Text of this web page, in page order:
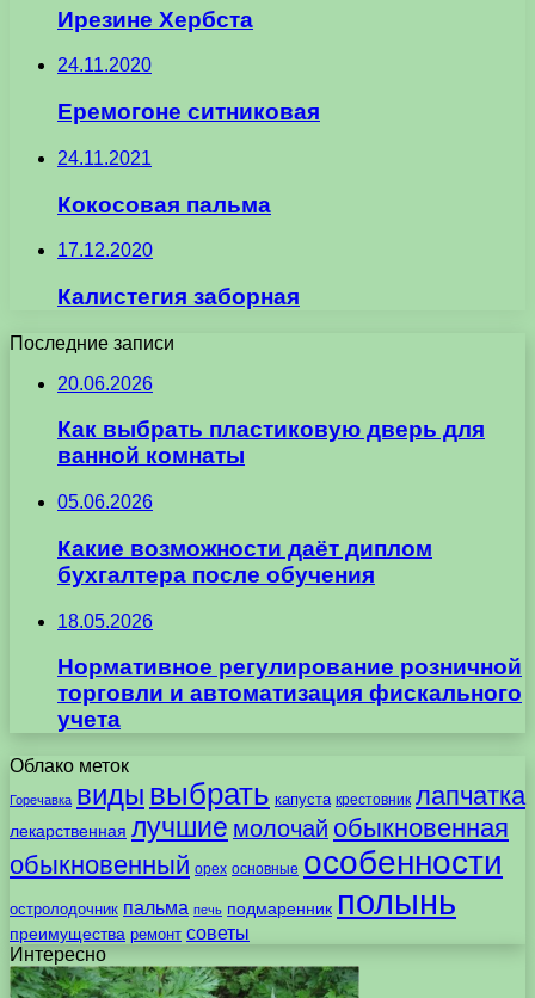
Ирезине Хербста
24.11.2020
Еремогоне ситниковая
24.11.2021
Кокосовая пальма
17.12.2020
Калистегия заборная
Последние записи
20.06.2026
Как выбрать пластиковую дверь для
ванной комнаты
05.06.2026
Какие возможности даёт диплом
бухгалтера после обучения
18.05.2026
Нормативное регулирование розничной
торговли и автоматизация фискального
учета
Облако меток
Горечавка виды выбрать капуста крестовник лапчатка
лекарственная лучшие молочай обыкновенная
обыкновенный орех основные особенности
остролодочник пальма печь подмаренник полынь
преимущества ремонт советы
Интересно